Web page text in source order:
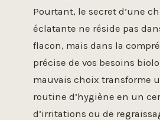
Pourtant, le secret d’une
éclatante ne réside pas
flacon, mais dans la
précise de vos besoins
mauvais choix transforme
routine d’hygiène en un
d’irritations ou de